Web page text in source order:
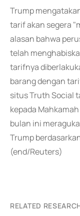
Trump
tarif akan segera
alasan bahwa
telah
tarifnya
barang dengan
situs Truth Social
kepada
bulan ini
Trump
(end/Reuters)
RELATED